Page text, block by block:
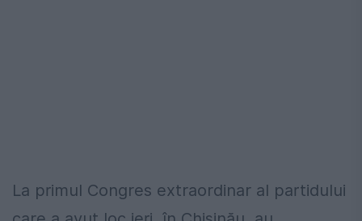
La primul Congres extraordinar al partidului